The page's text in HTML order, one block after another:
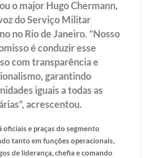
o major Hugo Chermann,
do Serviço Militar
no Rio de Janeiro. “Nosso
é conduzir esse
com transparência e
garantindo
iguais a todas as
acrescentou.
e praças do segmento
tanto em funções operacionais,
de liderança, chefia e comando